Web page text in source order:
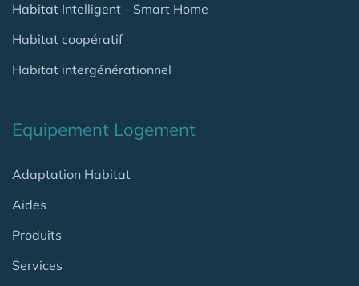
Habitat Intelligent - Smart Home
Habitat coopératif
Habitat intergénérationnel
Equipement Logement
Adaptation Habitat
Aides
Produits
Services